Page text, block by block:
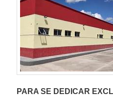
PARA SE DEDICAR